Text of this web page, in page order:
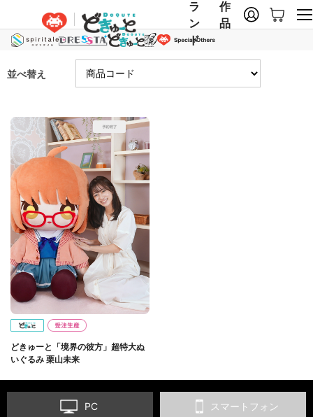
ラ
ン
ド
作
品
並べ替え
どきゅーと「境界の彼方」超特大ぬ
いぐるみ 栗山未来
PC スマートフォン